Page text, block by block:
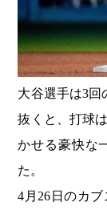
大谷選手は3回
抜くと、打球
かせる豪快な
た。
4月26日のカ